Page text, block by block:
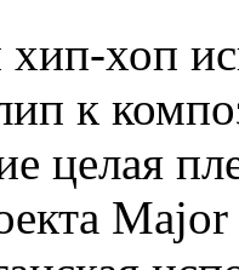
хоп
к
целая